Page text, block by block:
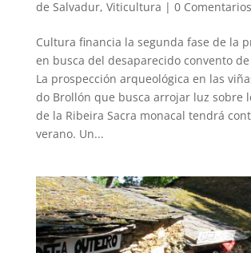
de Salvadur, Viticultura | 0 Comentarios
Cultura financia la segunda fase de la
en busca del desaparecido convento
La prospección arqueológica en las
do Brollón que busca arrojar luz sobre
de la Ribeira Sacra monacal tendrá
verano. Un...